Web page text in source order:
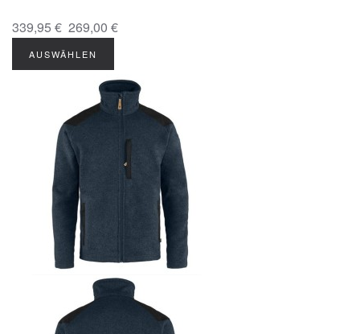
339,95 € 269,00 €
AUSWÄHLEN